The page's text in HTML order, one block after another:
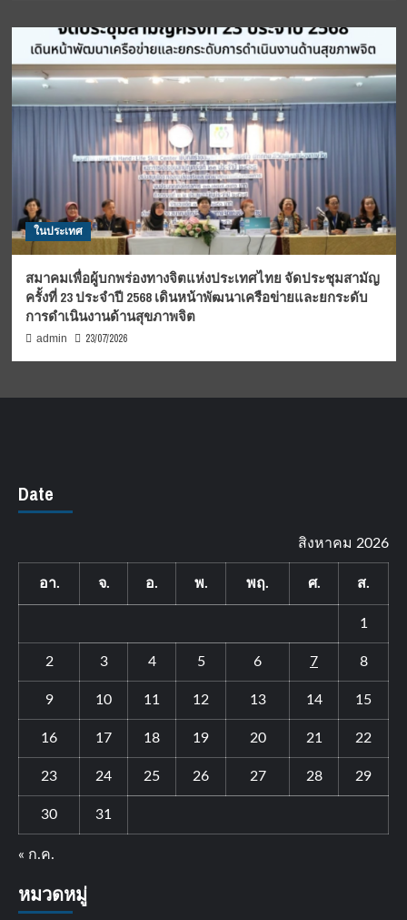
ในประเทศ
สมาคมเพื่อผู้บกพร่องทางจิตแห่งประเทศไทย จัดประชุมสามัญ
ครั้งที่ 23 ประจำปี 2568 เดินหน้าพัฒนาเครือข่ายและยกระดับ
การดำเนินงานด้านสุขภาพจิต
admin 23/07/2026
Date
สิงหาคม 2026
อา. จ. อ. พ. พฤ. ศ. ส.
1
2 3 4 5 6 7 8
9 10 11 12 13 14 15
16 17 18 19 20 21 22
23 24 25 26 27 28 29
30 31
« ก.ค.
หมวดหมู่